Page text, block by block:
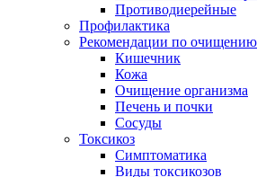
Противодиерейные
Профилактика
Рекомендации по очищению
Кишечник
Кожа
Очищение организма
Печень и почки
Сосуды
Токсикоз
Cимптоматика
Виды токсикозов